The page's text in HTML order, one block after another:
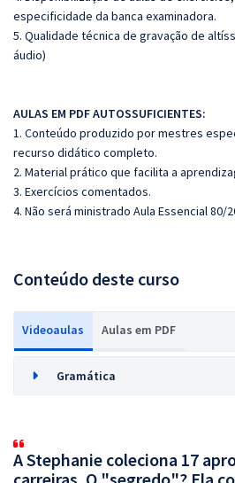
especificidade da banca examinadora.
5. Qualidade técnica de gravação de
áudio)
AULAS EM PDF AUTOSSUFICIENTES:
1. Conteúdo produzido por mestres
recurso didático completo.
2. Material prático que facilita a
3. Exercícios comentados.
4. Não será ministrado Aula Essencial 80/
Conteúdo deste curso
Videoaulas Aulas em PDF
Gramática
A Stephanie coleciona 17